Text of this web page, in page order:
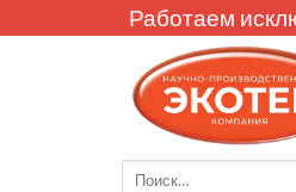
to
Работаем